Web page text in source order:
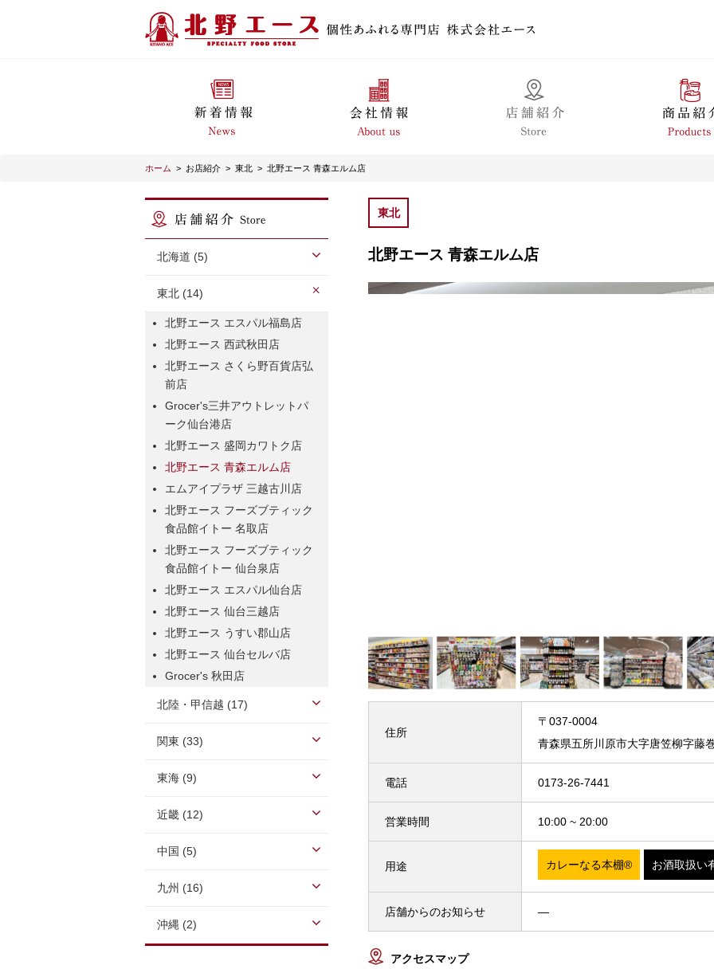
ホーム > お店紹介 > 東北 > 北野エース 青森エルム店
北海道 (5)
東北 (14)
北野エース エスパル福島店
北野エース 西武秋田店
北野エース さくら野百貨店弘
前店
Grocer's三井アウトレットパ
ーク仙台港店
北野エース 盛岡カワトク店
北野エース 青森エルム店
エムアイプラザ 三越古川店
北野エース フーズブティック
食品館イトー 名取店
北野エース フーズブティック
食品館イトー 仙台泉店
北野エース エスパル仙台店
北野エース 仙台三越店
北野エース うすい郡山店
北野エース 仙台セルバ店
Grocer's 秋田店
北陸・甲信越 (17)
関東 (33)
東海 (9)
近畿 (12)
中国 (5)
九州 (16)
沖縄 (2)
東北
北野エース 青森エルム店
住所
〒037-0004
青森県五所川原市大字唐笠柳字藤
電話 0173-26-7441
営業時間 10:00 ~ 20:00
用途 カレーなる本棚® お酒取扱い
店舗からのお知らせ —
アクセスマップ